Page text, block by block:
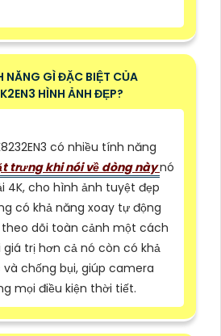
NĂNG GÌ ĐẶC BIỆT CỦA
HÌNH ẢNH ĐẸP?
có nhiều tính năng
trưng khi nói về dòng nàynó
4K, cho hình ảnh tuyệt đẹp
có khả năng xoay tự động
dõi toàn cảnh một cách
giá trị hơn cả nó còn có khả
chống bụi, giúp camera
mọi điều kiện thời tiết.